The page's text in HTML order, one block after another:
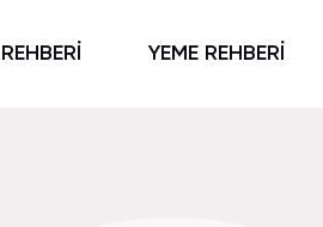
YEME REHBERİ